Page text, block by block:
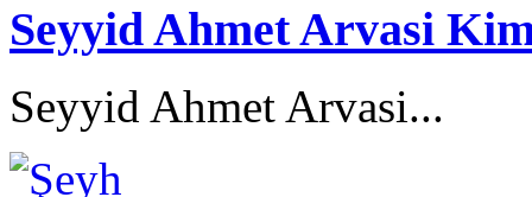
Seyyid Ahmet Arvasi
Seyyid Ahmet Arvasi...